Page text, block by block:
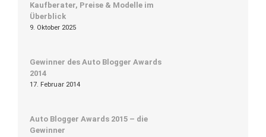
Kaufberater, Preise & Modelle im
Überblick
9. Oktober 2025
Gewinner des Auto Blogger Awards
2014
17. Februar 2014
Auto Blogger Awards 2015 – die
Gewinner